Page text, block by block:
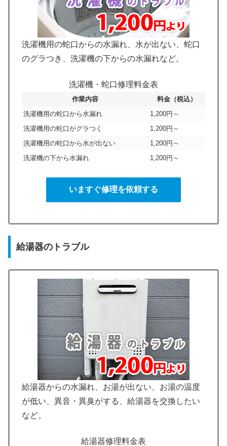
洗濯機用の蛇口からの水漏れ、水が出ない、蛇口
のグラつき、洗濯機の下からの水漏れなど。
洗濯機・蛇口修理料金表
作業内容
料金（税込）
洗濯機用の蛇口から水漏れ
1,200円～
洗濯機用の蛇口がグラつく
1,200円～
洗濯機用の蛇口から水が出ない
1,200円～
洗濯機の下から水漏れ
1,200円～
いますぐ修理を依頼する
給湯器のトラブル
給湯器からの水漏れ、お湯が出ない、お湯の温度
が低い、異音・異臭がする、給湯器を交換したい
など。
給湯器修理料金表